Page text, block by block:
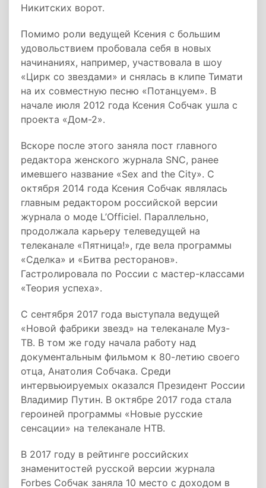
Никитских ворот.
Помимо роли ведущей Ксения с большим
удовольствием пробовала себя в новых
начинаниях, например, участвовала в шоу
«Цирк со звездами» и снялась в клипе Тимати
на их совместную песню «Потанцуем». В
начале июля 2012 года Ксения Собчак ушла с
проекта «Дом-2».
Вскоре после этого заняла пост главного
редактора женского журнала SNC, ранее
имевшего название «Sex and the City». С
октября 2014 года Ксения Собчак являлась
главным редактором российской версии
журнала о моде L’Officiel. Параллельно,
продолжала карьеру телеведущей на
телеканале «Пятница!», где вела программы
«Сделка» и «Битва ресторанов».
Гастролировала по России с мастер-классами
«Теория успеха».
С сентября 2017 года выступала ведущей
«Новой фабрики звезд» на телеканале Муз-
ТВ. В том же году начала работу над
документальным фильмом к 80-летию своего
отца, Анатолия Собчака. Среди
интервьюируемых оказался Президент России
Владимир Путин. В октябре 2017 года стала
героиней программы «Новые русские
сенсации» на телеканале НТВ.
В 2017 году в рейтинге российских
знаменитостей русской версии журнала
Forbes Собчак заняла 10 место с доходом в